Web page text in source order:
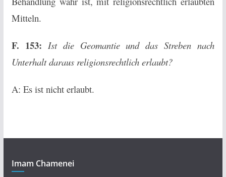
Mitteln.
F. 153: Ist die Geomantie und das Streben nach
Unterhalt daraus religionsrechtlich erlaubt?
A: Es ist nicht erlaubt.
Imam Chamenei